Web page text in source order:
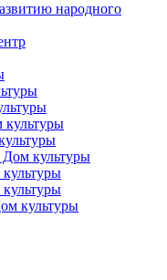
народного
культуры
культуры
культуры